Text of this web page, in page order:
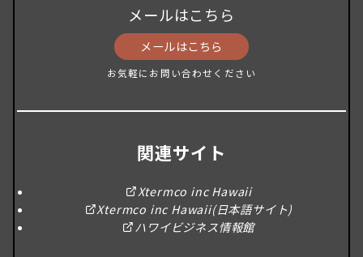
メールはこちら
メールはこちら
お気軽にお問い合わせください
関連サイト
Xtermco inc Hawaii
Xtermco inc Hawaii(日本語サイト)
ハワイビジネス情報館